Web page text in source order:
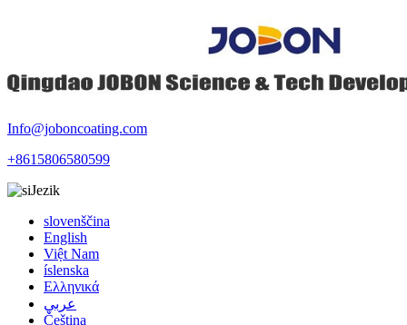
Info@joboncoating.com
+8615806580599
Jezik
slovenščina
English
Việt Nam
íslenska
Ελληνικά
عربي
Čeština